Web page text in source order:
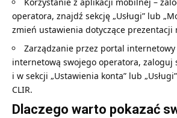
operatora, znajdź sekcję „Usługi” lub
zmień ustawienia dotyczące prezentacji
Zarządzanie przez portal
internetową swojego operatora, zaloguj
i w sekcji „Ustawienia konta” lub
CLIR.
Dlaczego warto pokazać